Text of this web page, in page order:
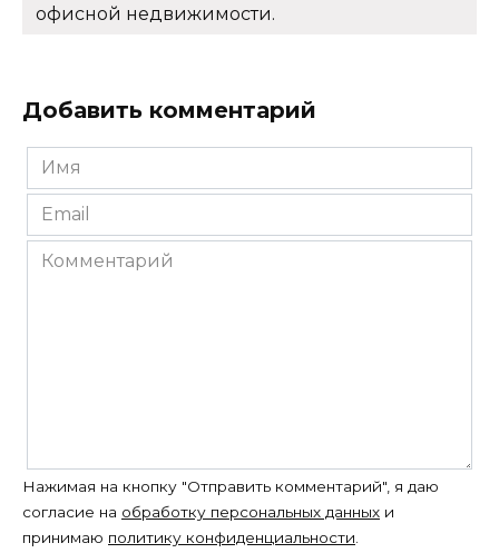
офисной недвижимости.
Добавить комментарий
Имя
*
Email
*
Комментарий
Нажимая на кнопку "Отправить комментарий", я даю
согласие на обработку персональных данных и
принимаю политику конфиденциальности.